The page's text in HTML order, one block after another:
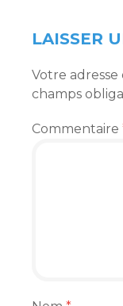
LAISSER
Votre adresse
champs
Commentaire